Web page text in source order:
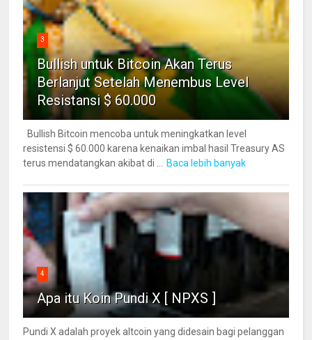
3
Bullish untuk Bitcoin Akan Terus
Berlanjut Setelah Menembus Level
Resistansi $ 60.000
Bullish Bitcoin mencoba untuk meningkatkan level
resistensi $ 60.000 karena kenaikan imbal hasil Treasury AS
terus mendatangkan akibat di ...
Baca lebih banyak
4
Apa itu Koin Pundi X [ NPXS ]
Pundi X adalah proyek altcoin yang didesain bagi pelanggan